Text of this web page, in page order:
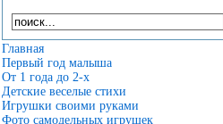
Главная
Первый год малыша
От 1 года до 2-х
Детские веселые стихи
Игрушки своими руками
Фото самодельных игрушек